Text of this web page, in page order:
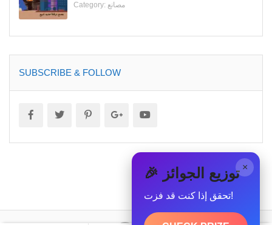
Category: مصانع
SUBSCRIBE & FOLLOW
× 🎉 توزيع الجوائز
تحقق إذا كنت قد فزت!